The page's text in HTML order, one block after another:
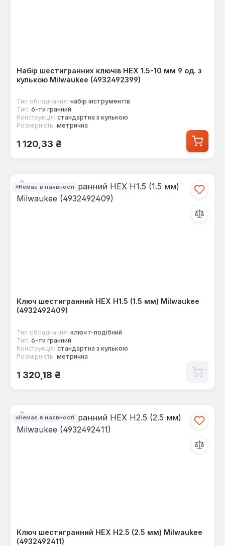
Набір шестигранних ключів HEX 1.5-10 мм 9 од. з
кулькою Milwaukee (4932492399)
Тип обладнання: набір інструментів
Тип: 6-ти гранний
Конструкція: стандартна з кулькою
Розмірність: метрична
Звичайна ціна:
1 120,33 ₴
Немає в наявності
Ключ шестигранний HEX Н1.5 (1.5 мм) Milwaukee
(4932492409)
Тип обладнання: ключ г-подібний
Тип: 6-ти гранний
Конструкція: стандартна з кулькою
Розмірність: метрична
Звичайна ціна:
1 320,18 ₴
Немає в наявності
Ключ шестигранний HEX Н2.5 (2.5 мм) Milwaukee
(4932492411)